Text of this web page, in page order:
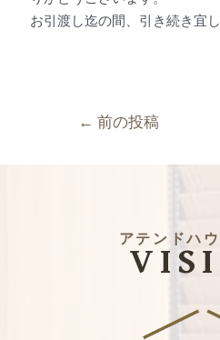
お引渡し迄の間、引き続き宜
← 前の投稿
アテンドハ